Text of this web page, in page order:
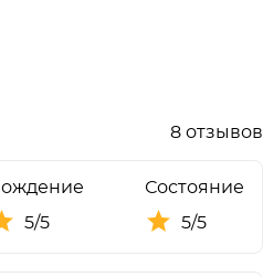
8 отзывов
5/5
Состояние
5/5